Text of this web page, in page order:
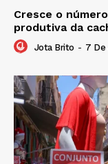
Cresce o
produtiva da
Jota Brito - 7 De